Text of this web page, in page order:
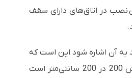
نصب در اتاق‌های دارای سقف
به آن اشاره شود این است که
سایز این پرده نمایش 200 در 200 سانتی‌متر است